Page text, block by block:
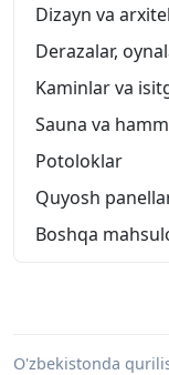
Dizayn va
Derazalar,
Kaminlar va
Sauna va
Potoloklar
Quyosh
Boshqa
O'zbekistonda